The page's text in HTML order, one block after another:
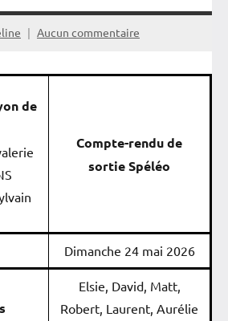
Aucun commentaire
de
Compte-rendu de
sortie Spéléo
Dimanche 24 mai 2026
Elsie, David, Matt,
Robert, Laurent, Aurélie